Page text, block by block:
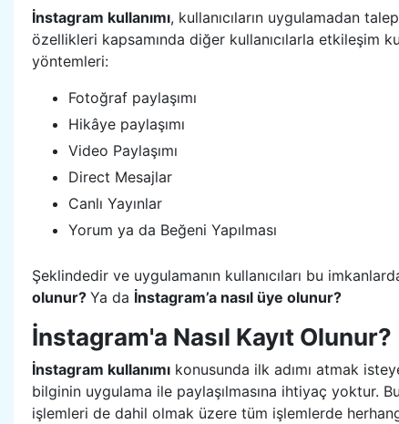
İnstagram kullanımı, kullanıcıların uygulamadan
özellikleri kapsamında diğer kullanıcılarla etkileşim
yöntemleri:
Fotoğraf paylaşımı
Hikâye paylaşımı
Video Paylaşımı
Direct Mesajlar
Canlı Yayınlar
Yorum ya da Beğeni Yapılması
Şeklindedir ve uygulamanın kullanıcıları bu
olunur? Ya da İnstagram’a nasıl üye olunur?
İnstagram'a Nasıl Kayıt Olunur?
İnstagram kullanımı konusunda ilk adımı atmak
bilginin uygulama ile paylaşılmasına ihtiyaç yoktur.
işlemleri de dahil olmak üzere tüm işlemlerde